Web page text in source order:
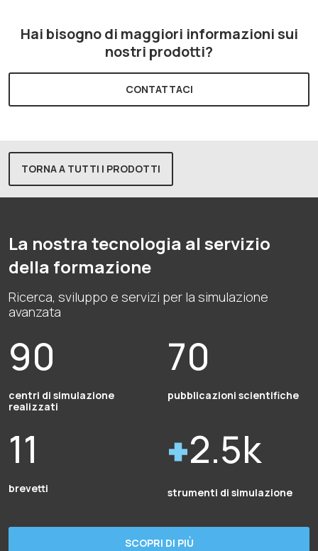
Hai bisogno di maggiori informazioni sui
nostri prodotti?
CONTATTACI
TORNA A TUTTI I PRODOTTI
La nostra tecnologia al servizio
della formazione
Ricerca, sviluppo e servizi per la simulazione
avanzata
90
centri di simulazione
realizzati
70
pubblicazioni scientifiche
11
brevetti
2.5k
strumenti di simulazione
SCOPRI DI PIÙ